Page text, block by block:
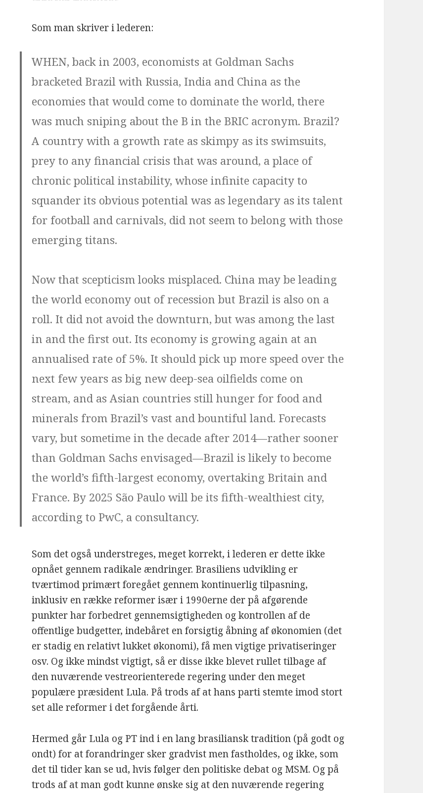
Som man skriver i lederen:
WHEN, back in 2003, economists at Goldman Sachs
bracketed Brazil with Russia, India and China as the
economies that would come to dominate the world, there
was much sniping about the B in the BRIC acronym. Brazil?
A country with a growth rate as skimpy as its swimsuits,
prey to any financial crisis that was around, a place of
chronic political instability, whose infinite capacity to
squander its obvious potential was as legendary as its talent
for football and carnivals, did not seem to belong with those
emerging titans.
Now that scepticism looks misplaced. China may be leading
the world economy out of recession but Brazil is also on a
roll. It did not avoid the downturn, but was among the last
in and the first out. Its economy is growing again at an
annualised rate of 5%. It should pick up more speed over the
next few years as big new deep-sea oilfields come on
stream, and as Asian countries still hunger for food and
minerals from Brazil’s vast and bountiful land. Forecasts
vary, but sometime in the decade after 2014—rather sooner
than Goldman Sachs envisaged—Brazil is likely to become
the world’s fifth-largest economy, overtaking Britain and
France. By 2025 São Paulo will be its fifth-wealthiest city,
according to PwC, a consultancy.
Som det også understreges, meget korrekt, i lederen er dette ikke
opnået gennem radikale ændringer. Brasiliens udvikling er
tværtimod primært foregået gennem kontinuerlig tilpasning,
inklusiv en række reformer især i 1990erne der på afgørende
punkter har forbedret gennemsigtigheden og kontrollen af de
offentlige budgetter, indebåret en forsigtig åbning af økonomien (det
er stadig en relativt lukket økonomi), få men vigtige privatiseringer
osv. Og ikke mindst vigtigt, så er disse ikke blevet rullet tilbage af
den nuværende vestreorienterede regering under den meget
populære præsident Lula. På trods af at hans parti stemte imod stort
set alle reformer i det forgående årti.
Hermed går Lula og PT ind i en lang brasiliansk tradition (på godt og
ondt) for at forandringer sker gradvist men fastholdes, og ikke, som
det til tider kan se ud, hvis følger den politiske debat og MSM. Og på
trods af at man godt kunne ønske sig at den nuværende regering